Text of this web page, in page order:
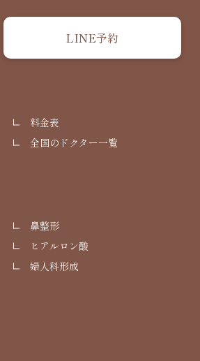
LINE予約
料金表
全国のドクター一覧
鼻整形
ヒアルロン酸
婦人科形成